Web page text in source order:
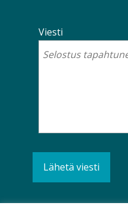
Viesti